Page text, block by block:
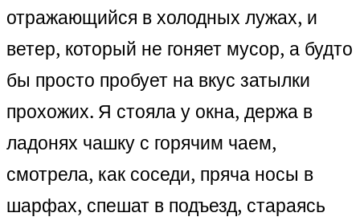
отражающийся в холодных лужах, и
ветер, который не гоняет мусор, а будто
бы просто пробует на вкус затылки
прохожих. Я стояла у окна, держа в
ладонях чашку с горячим чаем,
смотрела, как соседи, пряча носы в
шарфах, спешат в подъезд, стараясь